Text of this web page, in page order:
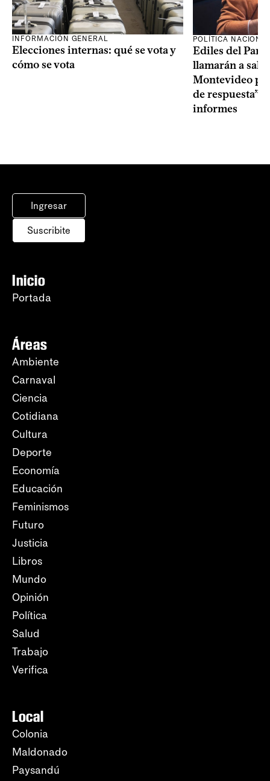
INFORMACIÓN GENERAL
Elecciones internas: qué se vota y
cómo se vota
POLÍTICA
Ediles del
llamarán a sala
Montevideo
de respuesta”
informes
Ingresar
Suscribite
Inicio
Portada
Áreas
Ambiente
Carnaval
Ciencia
Cotidiana
Cultura
Deporte
Economía
Educación
Feminismos
Futuro
Justicia
Libros
Mundo
Opinión
Política
Salud
Trabajo
Verifica
Local
Colonia
Maldonado
Paysandú